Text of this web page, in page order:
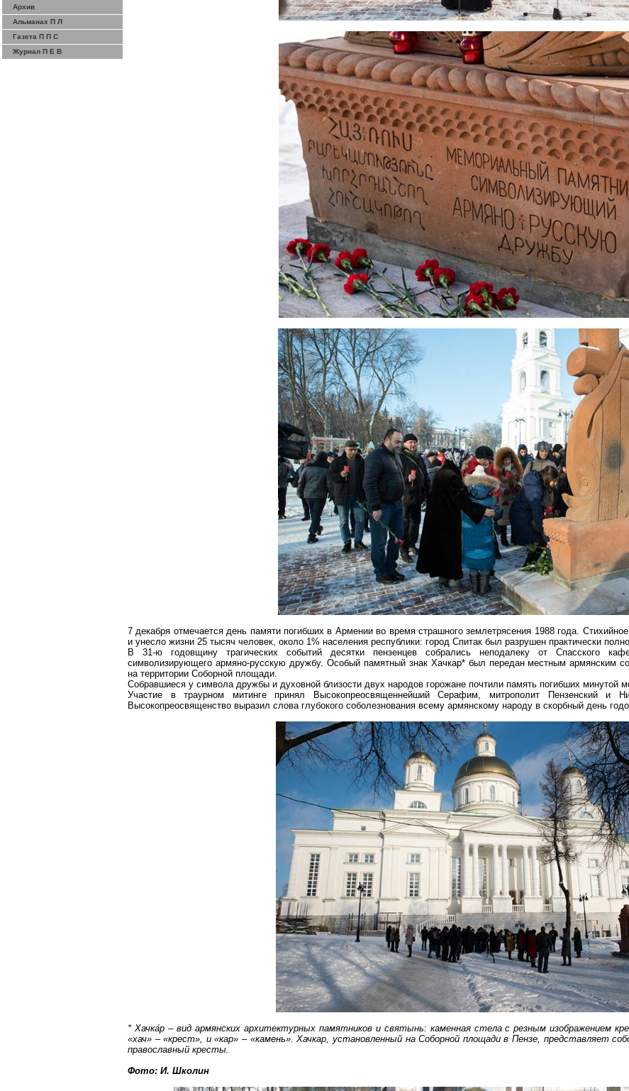
Архив
Альманах П Л
Газета П П С
Журнал П Е В
7 декабря отмечается день памяти погибших в Армении во время страшного землетрясения 1988 года.
и унесло жизни 25 тысяч человек, около 1% населения республики: город Спитак был разрушен практически
В 31-ю годовщину трагических событий десятки пензенцев собрались неподалеку от Спасского
символизирующего армяно-русскую дружбу. Особый памятный знак Хачкар* был передан местным армянским
на территории Соборной площади.
Собравшиеся у символа дружбы и духовной близости двух народов горожане почтили память погибших минутой
Участие в траурном митинге принял Высокопреосвященнейший Серафим, митрополит Пензенский и
Высокопреосвященство выразил слова глубокого соболезнования всему армянскому народу в скорбный день
* Хачка́р– вид армянских архитектурных памятников и святынь: каменная стела с резным изображением
«хач» – «крест», и «кар» – «камень».Хачкар, установленный на Соборной площади в Пензе, представляет
православный кресты.
Фото: И. Школин